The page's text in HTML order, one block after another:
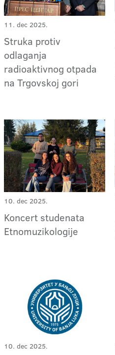
11. dec 2025.
Struka protiv
odlaganja
radioaktivnog otpada
na Trgovskoj gori
10. dec 2025.
Koncert studenata
Etnomuzikologije
10. dec 2025.